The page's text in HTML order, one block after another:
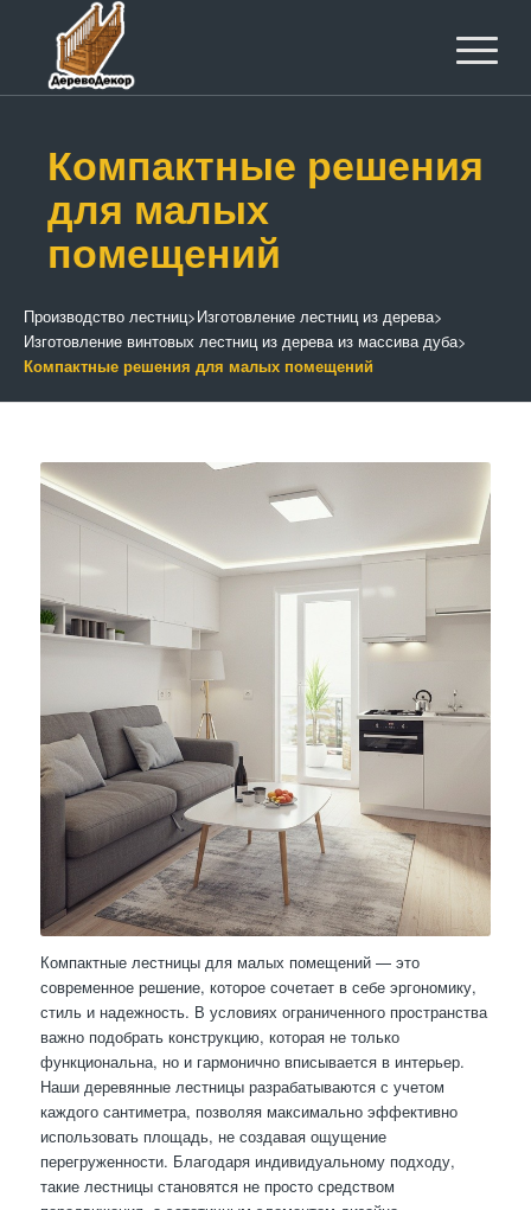
Компактные решения
для малых
помещений
Производство лестниц>Изготовление лестниц из дерева>
Изготовление винтовых лестниц из дерева из массива дуба>
Компактные решения для малых помещений
Компактные лестницы для малых помещений — это
современное решение, которое сочетает в себе эргономику,
стиль и надежность. В условиях ограниченного пространства
важно подобрать конструкцию, которая не только
функциональна, но и гармонично вписывается в интерьер.
Наши деревянные лестницы разрабатываются с учетом
каждого сантиметра, позволяя максимально эффективно
использовать площадь, не создавая ощущение
перегруженности. Благодаря индивидуальному подходу,
такие лестницы становятся не просто средством